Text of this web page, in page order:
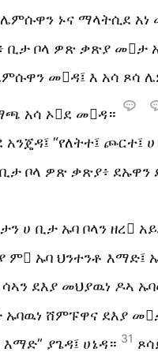
ሌምሱዋን ኑና ማላትሲደ አነ
ቢታ ቦላ ዎጽ ቃጽያ መታ
መዳ፤ እ አሳ ጾሳ
አሳ ኦደ መዳ።
“የለትተ፤ ጮርተ፤
ቦላ ዎጽ ቃጽያ፥ ደኡዋን
ሀ ቢታ ኡባ ቦላን ዘረ
ም ኡባ ህንተንቶ እማድ፤
ደእያ መህያዉነ ዶኣ
ኡባዉነ ሸምፑዋና ደእያ
ያጌዳ፤ ሀኔዳ። 31